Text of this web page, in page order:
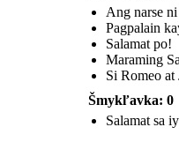
Ang narse
Pagpalain
Salamat po!
Maraming
Si Romeo
Šmykľavka: 0
Salamat sa